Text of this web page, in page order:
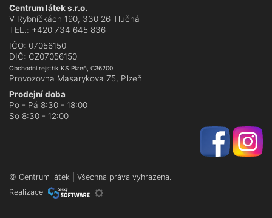
Centrum látek s.r.o.
V Rybníčkách 190, 330 26 Tlučná
TEL.: +420 734 645 836
IČO: 07056150
DIČ: CZ07056150
Obchodní rejstřík KS Plzeň, C36200
Provozovna Masarykova 75, Plzeň
Prodejní doba
Po - Pá 8:30 - 18:00
So 8:30 - 12:00
© Centrum látek | Všechna práva vyhrazena.
Realizace